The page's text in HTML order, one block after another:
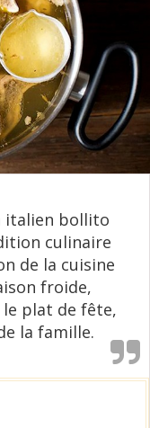
italien bollito
culinaire
de la cuisine
froide,
plat de fête,
la famille.